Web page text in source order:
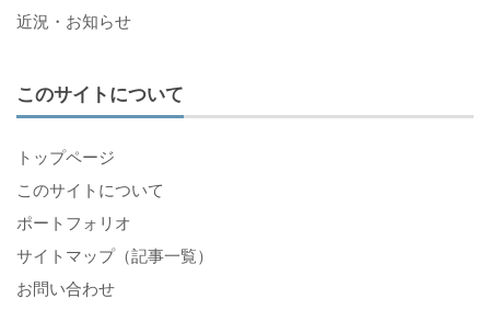
近況・お知らせ
このサイトについて
トップページ
このサイトについて
ポートフォリオ
サイトマップ（記事一覧）
お問い合わせ